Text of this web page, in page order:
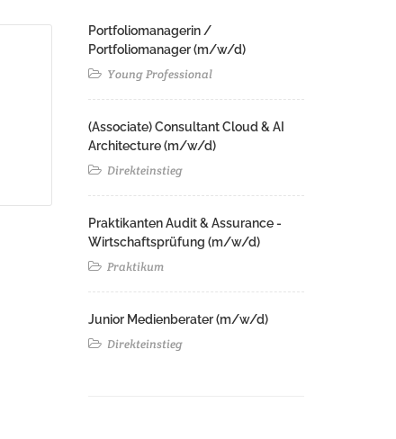
Portfoliomanagerin /
Portfoliomanager (m/w/d)
Young Professional
(Associate) Consultant Cloud & AI
Architecture (m/w/d)​ ​
Direkteinstieg
Praktikanten Audit & Assurance -
Wirtschaftsprüfung (m/w/d)
Praktikum
Junior Medienberater (m/w/d)
Direkteinstieg